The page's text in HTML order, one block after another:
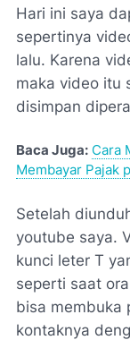
Hari ini saya
sepertinya
lalu. Karena
maka video itu
disimpan
Baca Juga: Cara
Membayar Pajak
Setelah
youtube saya.
kunci leter T
seperti saat
bisa membuka
kontaknya